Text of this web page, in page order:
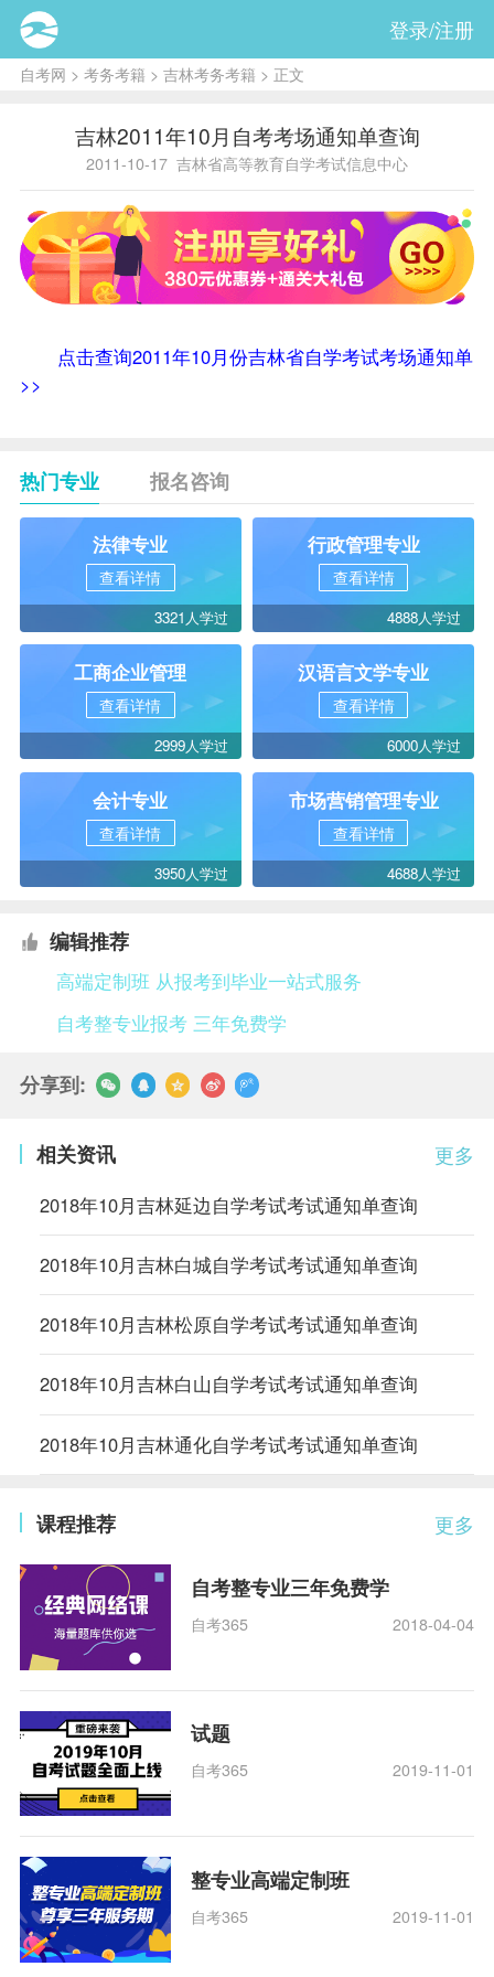
登录/注册
自考网 > 考务考籍 > 吉林考务考籍 > 正文
吉林2011年10月自考考场通知单查询
2011-10-17 吉林省高等教育自学考试信息中心
点击查询2011年10月份吉林省自学考试考场通知单
>>
热门专业 报名咨询
法律专业
查看详情
3321人学过
行政管理专业
查看详情
4888人学过
工商企业管理
查看详情
2999人学过
汉语言文学专业
查看详情
6000人学过
会计专业
查看详情
3950人学过
市场营销管理专业
查看详情
4688人学过
编辑推荐
高端定制班 从报考到毕业一站式服务
自考整专业报考 三年免费学
分享到:
更多
相关资讯
2018年10月吉林延边自学考试考试通知单查询
2018年10月吉林白城自学考试考试通知单查询
2018年10月吉林松原自学考试考试通知单查询
2018年10月吉林白山自学考试考试通知单查询
2018年10月吉林通化自学考试考试通知单查询
更多
课程推荐
自考整专业三年免费学
自考365 2018-04-04
试题
自考365 2019-11-01
整专业高端定制班
自考365 2019-11-01